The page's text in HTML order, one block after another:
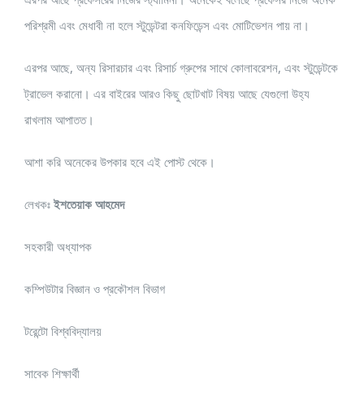
পরিশ্রমী এবং মেধাবী না হলে স্টুডেন্টরা কনফিডেন্স এবং মোটিভেশন পায় না।
এরপর আছে, অন্য রিসারচার এবং রিসার্চ গ্রুপের সাথে কোলাবরেশন, এবং স্টুডেন্টকে
ট্রাভেল করানো। এর বাইরের আরও কিছু ছোটখাট বিষয় আছে যেগুলো উহ্য
রাখলাম আপাতত।
আশা করি অনেকের উপকার হবে এই পোস্ট থেকে।
লেখকঃ ইশতেয়াক আহমেদ
সহকারী অধ্যাপক
কম্পিউটার বিজ্ঞান ও প্রকৌশল বিভাগ
টরেন্টো বিশ্ববিদ্যালয়
সাবেক শিক্ষার্থী